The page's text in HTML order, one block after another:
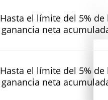
Hasta el límite del 5% de
ganancia neta
Hasta el límite del 5% de
ganancia neta